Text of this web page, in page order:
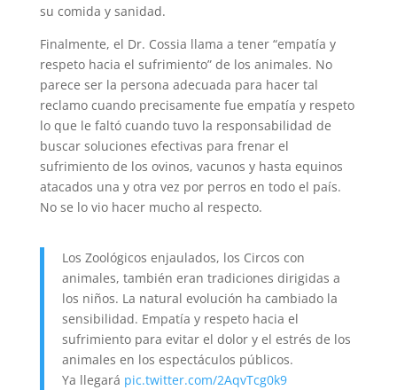
su comida y sanidad.
Finalmente, el Dr. Cossia llama a tener “empatía y
respeto hacia el sufrimiento” de los animales. No
parece ser la persona adecuada para hacer tal
reclamo cuando precisamente fue empatía y respeto
lo que le faltó cuando tuvo la responsabilidad de
buscar soluciones efectivas para frenar el
sufrimiento de los ovinos, vacunos y hasta equinos
atacados una y otra vez por perros en todo el país.
No se lo vio hacer mucho al respecto.
Los Zoológicos enjaulados, los Circos con
animales, también eran tradiciones dirigidas a
los niños. La natural evolución ha cambiado la
sensibilidad. Empatía y respeto hacia el
sufrimiento para evitar el dolor y el estrés de los
animales en los espectáculos públicos.
Ya llegará pic.twitter.com/2AqvTcg0k9